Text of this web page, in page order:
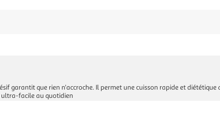
garantit que rien n'accroche. Il permet une cuisson rapide et diététique
facile au quotidien